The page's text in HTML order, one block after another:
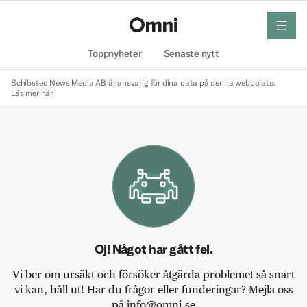
Toppnyheter Senaste nytt
meny
Schibsted News Media AB är ansvarig för dina data på denna webbplats.
Läs mer här
Oj! Något har gått fel.
Vi ber om ursäkt och försöker åtgärda problemet så snart
vi kan, håll ut! Har du frågor eller funderingar? Mejla oss